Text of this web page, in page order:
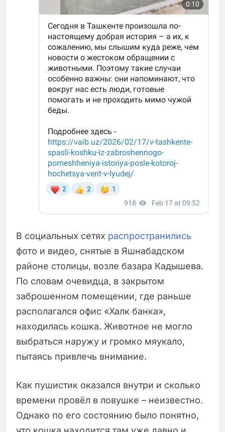
В социальных сетях распространились
фото и видео, снятые в Яшнабадском
районе столицы, возле базара Кадышева.
По словам очевидца, в закрытом
заброшенном помещении, где раньше
располагался офис «Халк банка»,
находилась кошка. Животное не могло
выбраться наружу и громко мяукало,
пытаясь привлечь внимание.
Как пушистик оказался внутри и сколько
времени провёл в ловушке – неизвестно.
Однако по его состоянию было понятно,